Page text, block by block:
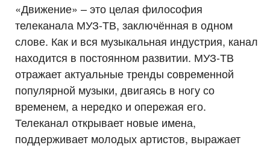
«Движение» – это целая философия
телеканала МУЗ-ТВ, заключённая в одном
слове. Как и вся музыкальная индустрия, канал
находится в постоянном развитии. МУЗ-ТВ
отражает актуальные тренды современной
популярной музыки, двигаясь в ногу со
временем, а нередко и опережая его.
Телеканал открывает новые имена,
поддерживает молодых артистов, выражает